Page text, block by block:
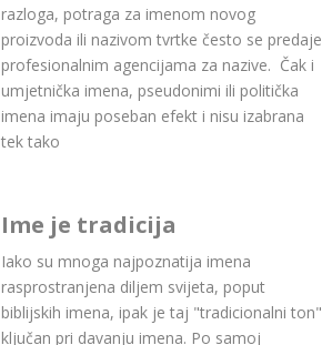
razloga, potraga za imenom novog
proizvoda ili nazivom tvrtke često se predaje
profesionalnim agencijama za nazive. Čak i
umjetnička imena, pseudonimi ili politička
imena imaju poseban efekt i nisu izabrana
tek tako
Ime je tradicija
Iako su mnoga najpoznatija imena
rasprostranjena diljem svijeta, poput
biblijskih imena, ipak je taj "tradicionalni ton"
ključan pri davanju imena. Po samoj